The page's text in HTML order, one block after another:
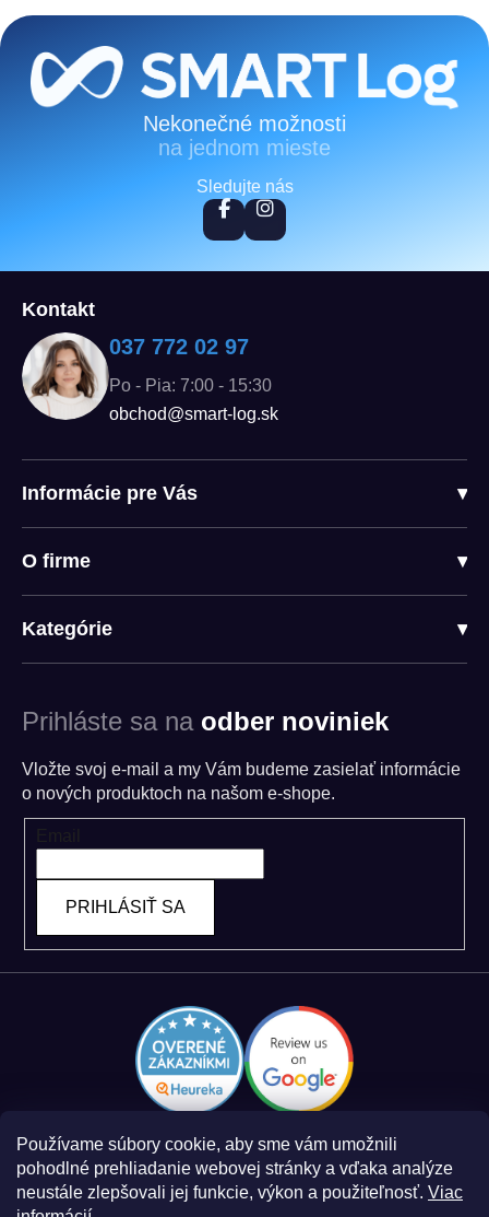
Používame súbory cookie, aby sme vám umožnili
pohodlné prehliadanie webovej stránky a vďaka analýze
neustále zlepšovali jej funkcie, výkon a použiteľnosť. Viac
Zápätie
Nekonečné možnosti
na jednom mieste
Sledujte nás
Kontakt
037 772 02 97
Po - Pia: 7:00 - 15:30
obchod@smart-log.sk
Informácie pre Vás ▾
O firme ▾
Kategórie ▾
Prihláste sa na odber noviniek
Vložte svoj e-mail a my Vám budeme zasielať informácie
o nových produktoch na našom e-shope.
PRIHLÁSIŤ SA